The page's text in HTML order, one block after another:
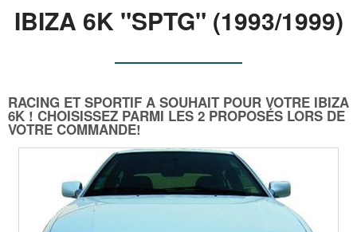
IBIZA 6K "SPTG" (1993/1999)
RACING ET SPORTIF A SOUHAIT POUR VOTRE IBIZA
6K ! CHOISISSEZ PARMI LES 2 PROPOSÉS LORS DE
VOTRE COMMANDE!